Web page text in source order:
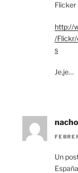
Flicker
http://
/
s
Je,je…
nacho
Un